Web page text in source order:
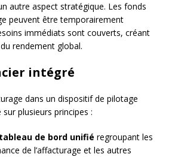
autre aspect stratégique. Les fonds
peuvent être temporairement
immédiats sont couverts, créant
rendement global.
intégré
dans un dispositif de pilotage
plusieurs principes :
tableau de bord unifié regroupant les
de l’affacturage et les autres